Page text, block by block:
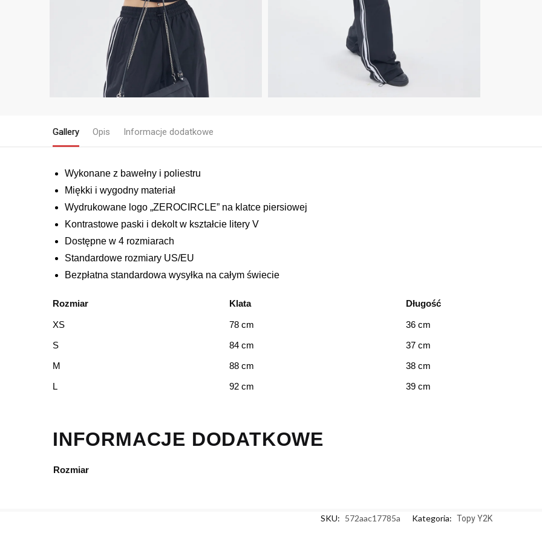
Gallery Opis Informacje dodatkowe
Wykonane z bawełny i poliestru
Miękki i wygodny materiał
Wydrukowane logo „ZEROCIRCLE” na klatce piersiowej
Kontrastowe paski i dekolt w kształcie litery V
Dostępne w 4 rozmiarach
Standardowe rozmiary US/EU
Bezpłatna standardowa wysyłka na całym świecie
Rozmiar Klata Długość
XS 78 cm 36 cm
S
84 cm 37 cm
M
88 cm 38 cm
L
92 cm 39 cm
INFORMACJE DODATKOWE
Rozmiar
SKU: 572aac17785a Kategoria: Topy Y2K